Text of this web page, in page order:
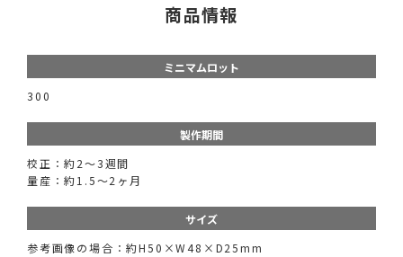
商品情報
ミニマムロット
300
製作期間
校正：約2～3週間
量産：約1.5～2ヶ月
サイズ
参考画像の場合：約H50×W48×D25mm